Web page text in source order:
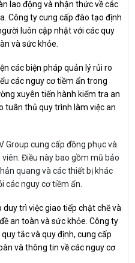
lao động và nhận thức về các
Công ty cung cấp đào tạo định
luôn cập nhật với các quy
và sức khỏe.
các biện pháp quản lý rủi ro
các nguy cơ tiềm ẩn trong
xuyên tiến hành kiểm tra an
tuân thủ quy trình làm việc an
Group cung cấp đồng phục và
Điều này bao gồm mũ bảo
quang và các thiết bị khác
các nguy cơ tiềm ẩn.
trì việc giao tiếp chặt chẽ và
an toàn và sức khỏe. Công ty
tắc và quy định, cung cấp
và thông tin về các nguy cơ